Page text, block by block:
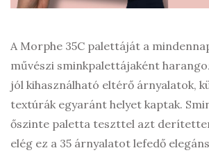
A Morphe 35C palettáját a
művészi sminkpalettájaként
jól kihasználható eltérő árnyalatok,
textúrák egyaránt helyet kaptak.
őszinte paletta teszttel azt
elég ez a 35 árnyalatot lefedő